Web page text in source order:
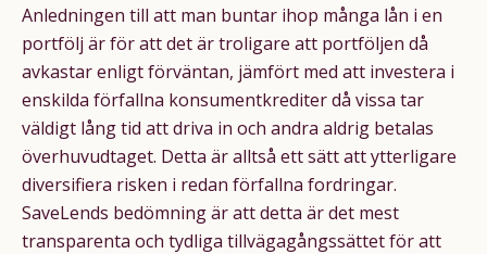
Anledningen till att man buntar ihop många lån i en
portfölj är för att det är troligare att portföljen då
avkastar enligt förväntan, jämfört med att investera i
enskilda förfallna konsumentkrediter då vissa tar
väldigt lång tid att driva in och andra aldrig betalas
överhuvudtaget. Detta är alltså ett sätt att ytterligare
diversifiera risken i redan förfallna fordringar.
SaveLends bedömning är att detta är det mest
transparenta och tydliga tillvägagångssättet för att